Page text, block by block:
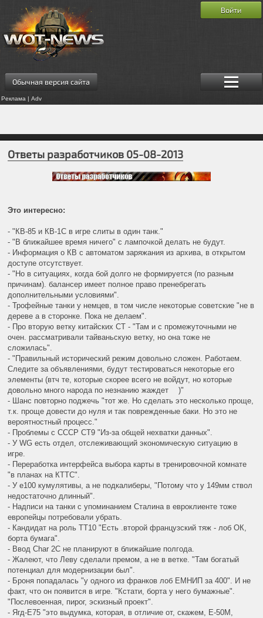
Обычная версия сайта
Реклама | Adv
Войти
Ответы разработчиков 05-08-2013
Это интересно:
- "КВ-85 и КВ-1С в игре слиты в один танк."
- "В ближайшее время ничего" с лампочкой делать не будут.
- Информация о КВ с автоматом заряжания из архива, в открытом
доступе отсутствует.
- "Но в ситуациях, когда бой долго не формируется (по разным
причинам). балансер имеет полное право пренебрегать
дополнительными условиями".
- Трофейные танки у немцев, в том числе некоторые советские "не в
дереве а в сторонке. Пока не делаем".
- Про вторую ветку китайских СТ - "Там и с промежуточными не
очен. рассматривали тайваньскую ветку, но она тоже не
сложилась".
- "Правильный исторический режим довольно сложен. Работаем.
Следите за объявлениями, будут тестироваться некоторые его
элементы (втч те, которые скорее всего не войдут, но которые
довольно много народа по незнанию жаждет
)"
- Шанс повторно поджечь "тот же. Но сделать это несколько проще,
т.к. проще довести до нуля и так поврежденные баки. Но это не
вероятностный процесс."
- Проблемы с СССР СТ9 "Из-за общей нехватки данных".
- У WG есть отдел, отслеживающий экономическую ситуацию в
игре.
- Переработка интерфейса выбора карты в тренировочной комнате
"в планах на КТТС".
- У е100 кумулятивы, а не подкалиберы, "Потому что у 149мм ствол
недостаточно длинный".
- Надписи на танки с упоминанием Сталина в евроклиенте тоже
европейцы потребовали убрать.
- Кандидат на роль ТТ10 "Есть .второй французский тяж - лоб ОК,
борта бумага".
- Ввод Char 2C не планируют в ближайшие полгода.
- Жалеют, что Леву сделали премом, а не в ветке. "Там богатый
потенциал для модернизации был".
- Броня попадалась "у одного из франков лоб ЕМНИП за 400". И не
факт, что он появится в игре. "Кстати, борта у него бумажные".
"Послевоенная, пирог, эскизный проект".
- Ягд-Е75 "это выдумка, которая, в отличие от, скажем, Е-50М,